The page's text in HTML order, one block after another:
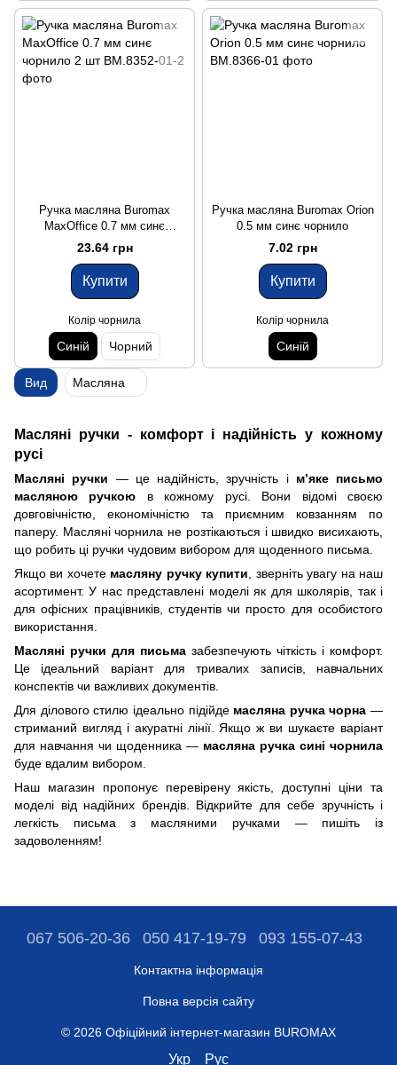
Ручка масляна Buromax
MaxOffice 0.7 мм синє
чорнило 2 шт
23.64 грн
Купити
Колір чорнила
Синій Чорний
Ручка масляна Buromax Orion
0.5 мм синє чорнило
7.02 грн
Купити
Колір чорнила
Синій
Масляні ручки - комфорт і надійність у кожному
русі
Масляні ручки — це надійність, зручність і м’яке письмо
масляною ручкою в кожному русі. Вони відомі своєю
довговічністю, економічністю та приємним ковзанням по
паперу. Масляні чорнила не розтікаються і швидко висихають,
що робить ці ручки чудовим вибором для щоденного письма.
Якщо ви хочете масляну ручку купити , зверніть увагу на наш
асортимент. У нас представлені моделі як для школярів, так і
для офісних працівників, студентів чи просто для особистого
використання.
Масляні ручки для письма забезпечують чіткість і комфорт.
Це ідеальний варіант для тривалих записів, навчальних
конспектів чи важливих документів.
Для ділового стилю ідеально підійде масляна ручка чорна —
стриманий вигляд і акуратні лінії. Якщо ж ви шукаєте варіант
для навчання чи щоденника — масляна ручка сині чорнила
буде вдалим вибором.
Наш магазин пропонує перевірену якість, доступні ціни та
моделі від надійних брендів. Відкрийте для себе зручність і
легкість письма з масляними ручками — пишіть із
задоволенням!
Вид Масляна
067 506-20-36 050 417-19-79 093 155-07-43
Контактна інформація
Повна версія сайту
© 2026 Офіційний інтернет-магазин BUROMAX
Укр Рус